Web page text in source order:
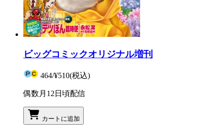
ビッグコミックオリジナル増刊
464/¥510(税込)
偶数月12日頃配信
カートに追加